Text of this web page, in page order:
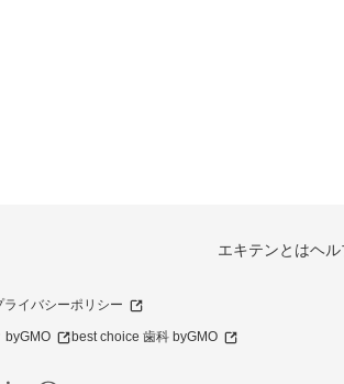
エキテンとはヘル
ライバシーポリシー
byGMO best choice 歯科 byGMO